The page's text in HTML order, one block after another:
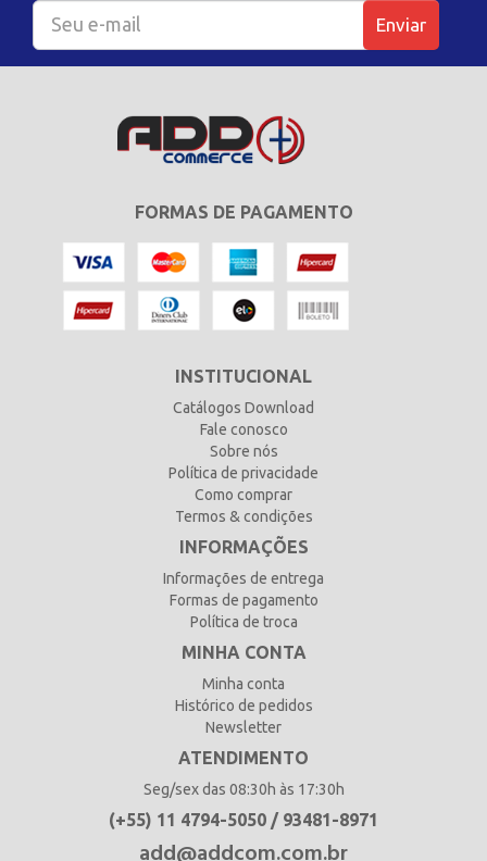
Enviar
FORMAS DE PAGAMENTO
INSTITUCIONAL
Catálogos Download
Fale conosco
Sobre nós
Política de privacidade
Como comprar
Termos & condições
INFORMAÇÕES
Informações de entrega
Formas de pagamento
Política de troca
MINHA CONTA
Minha conta
Histórico de pedidos
Newsletter
ATENDIMENTO
Seg/sex das 08:30h às 17:30h
(+55) 11 4794-5050 / 93481-8971